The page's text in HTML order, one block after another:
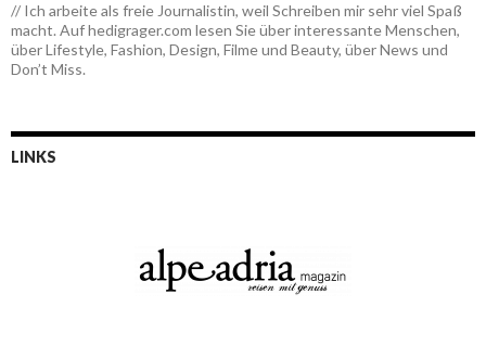
// Ich arbeite als freie Journalistin, weil Schreiben mir sehr viel Spaß
macht. Auf hedigrager.com lesen Sie über interessante Menschen,
über Lifestyle, Fashion, Design, Filme und Beauty, über News und
Don’t Miss.
LINKS